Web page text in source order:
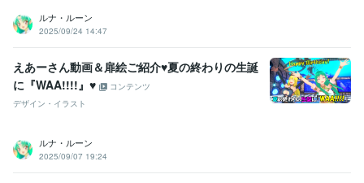
ルナ・ルーン
2025/09/24 14:47
えあーさん動画＆扉絵ご紹介♥夏の終わりの生誕
に『WAA!!!!』♥
コンテンツ
デザイン・イラスト
ルナ・ルーン
2025/09/07 19:24